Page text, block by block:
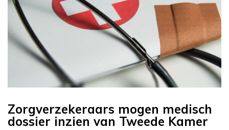
Zorgverzekeraars mogen medisch
dossier inzien van Tweede Kamer